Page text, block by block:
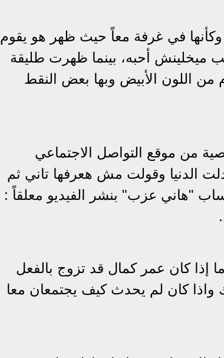
في غرفة معاً حيث ظهر هو يقوم
ميخلينش أحبه، بينما ظهرت طليقة
من اللون الأبيض وبها بعض النقط
من موقع التواصل الاجتماعي
الدنيا وقولت مش هعرفها تاني ثم
"هاني عزب" بنشر الفيديو معلقاً :
إذا كان عمر كمال قد تزوج بالفعل
واذا كان لم يحدث كيف يجتمعان معا